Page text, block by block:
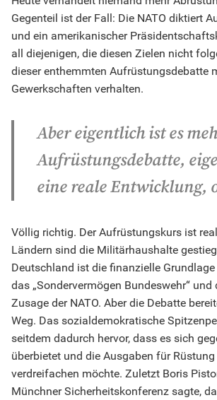
Gegenteil ist der Fall: Die NATO diktiert
und ein amerikanischer
all diejenigen, die diesen Zielen nicht
dieser enthemmten Aufrüstungsdebatte
Gewerkschaften verhalten.
Aber eigentlich ist es
Aufrüstungsdebatte,
eine reale Entwicklung,
Völlig richtig. Der Aufrüstungskurs ist
Ländern sind die Militärhaushalte
Deutschland ist die finanzielle
das „Sondervermögen Bundeswehr“ und
Zusage der NATO. Aber die Debatte
Weg. Das sozialdemokratische
seitdem dadurch hervor, dass es sich
überbietet und die Ausgaben für
verdreifachen möchte. Zuletzt Boris
Münchner Sicherheitskonferenz sagte,